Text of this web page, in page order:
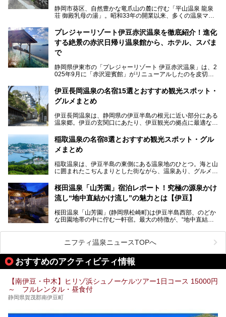
静岡市葵区、自然豊かな竜爪山の麓に佇む「平山温泉 龍泉
荘 御殿乳母の湯」。昭和33年の開業以来、多くの温泉マニ
極上温泉です。お湯はもちろん、実はグルメも揃っているん
です。多くのファンを持つ、その圧倒的なこだわりと魅力を
解説します。
プレジャーリゾート伊豆赤沢温泉を徹底紹介！進化
する絶景の赤沢日帰り温泉館から、ホテル、スパま
で
静岡県伊東市の「プレジャーリゾート 伊豆赤沢温泉」は、2
025年9月に「赤沢迎賓館」がリニューアルしたのを皮切り
館」、「RED 28 HOTEL」がリニューアル。さらにこのあ
とグランピング施設のGRAX EARTH FIELD（グラックスア
ースフィールド）、大型屋内アミューズメント施設のPLEA
予定。
ャー施設など、現在リニューアルオープンしている施設を中
心に、家族連れでも大人だけでも、おひとりさまでも多彩な
楽しみ方ができる「プレジャーリゾート 伊豆赤沢温泉」を
───
この記事はプレジャーリゾート 伊豆赤沢温泉のPR記事で
す。
伊豆長岡温泉の名宿15選とおすすめ観光スポット・
グルメまとめ
伊豆長岡温泉は、静岡県の伊豆半島の根元に近い部分にある
温泉郷。伊豆の玄関口にあたり、伊豆観光の拠点に最適な立
ちろん日帰りでも楽しめるのが魅力です。
この記事では、伊豆長岡温泉の歴史や魅力、おすすめの宿を
る温泉施設も紹介します！
稲取温泉の名宿8選とおすすめ観光スポット・グル
メまとめ
稲取温泉は、伊豆半島の東側にある温泉地のひとつ。海と山
に囲まれたこぢんまりとした街ながら、温泉あり、グルメあ
京からは約2時間30分、直通電車もありアクセスしやすいの
もうれしいところ。
入れる温泉施設、チェックしたい観光スポットやアクティビ
ティなどを一挙にまとめピックアップ。伊豆稲取温泉を訪れ
桜田温泉「山芳園」宿泊レポート！究極の源泉かけ
流し“地中直結かけ流し”の魅力とは【伊豆】
桜田温泉「山芳園」(静岡県松崎町)は伊豆半島西部、のどか
な田園地帯の中に佇む一軒宿。最大の特徴が、“地中直結か
地下に眠る源泉を加水・加温・消毒無し、さらには途中過程
で空気にも触れさせることなく浴槽まで提供。「究極の源泉
かけ流し」と言っても決して過言ではありません。
今回、桜田温泉「山芳園」の“温泉”を中心に、その魅力を詳
細レポート。また口コミの評判も非常に高い宿であり、客室
や食事も併せて徹底紹介します！
ニフティ温泉ニュースTOPへ
おすすめのアクティビティ情報
【南伊豆・中木】ヒリゾ浜シュノーケルツアー1日コース 15000円
～ フルレンタル・昼食付
静岡県賀茂郡南伊豆町